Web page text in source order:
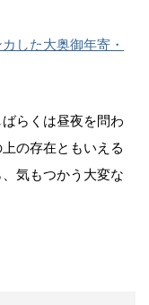
した大奥御年寄・
らくは昼夜を問わ
の存在ともいえる
気もつかう大変な